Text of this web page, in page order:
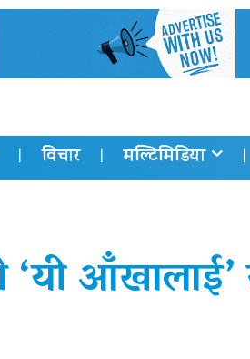
विचार मल्टिमिडिया
आँखालाई’